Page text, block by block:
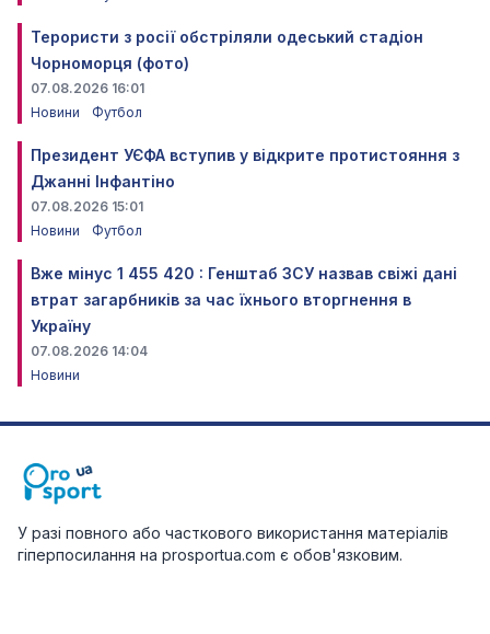
Терористи з росії обстріляли одеський стадіон
Чорноморця (фото)
07.08.2026 16:01
Новини
Футбол
Президент УЄФА вступив у відкрите протистояння з
Джанні Інфантіно
07.08.2026 15:01
Новини
Футбол
Вже мінус 1 455 420 : Генштаб ЗСУ назвав свіжі дані
втрат загарбників за час їхнього вторгнення в
Україну
07.08.2026 14:04
Новини
У разі повного або часткового використання матеріалів
гіперпосилання на prosportua.com є обов'язковим.